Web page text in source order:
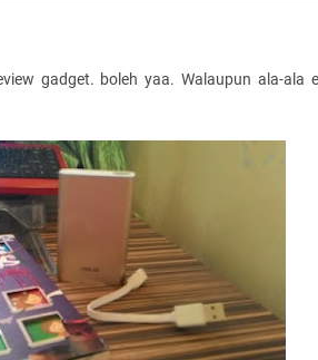
iew gadget. boleh yaa. Walaupun ala-ala